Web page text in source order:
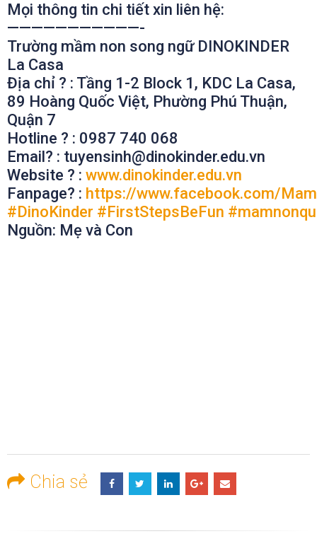
Mọi thông tin chi tiết xin liên hệ:
———————————-
Trường mầm non song ngữ DINOKINDER
La Casa
Địa chỉ ? : Tầng 1-2 Block 1, KDC La Casa,
89 Hoàng Quốc Việt, Phường Phú Thuận,
Quận 7
Hotline ? : 0987 740 068
Email? : tuyensinh@dinokinder.edu.vn
Website ? : www.dinokinder.edu.vn
Fanpage? : https://www.facebook.com/
#DinoKinder #FirstStepsBeFun #
Nguồn: Mẹ và Con
Chia sẻ